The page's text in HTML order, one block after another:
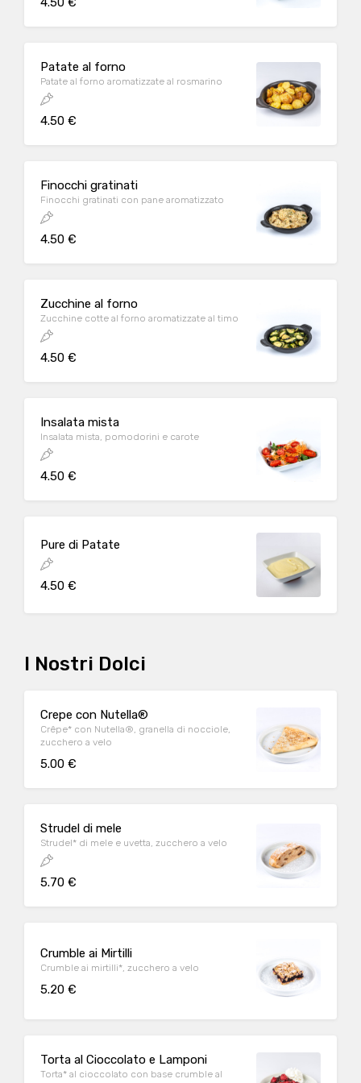
Patate al forno
Patate al forno aromatizzate al rosmarino
4.50 €
Finocchi gratinati
Finocchi gratinati con pane aromatizzato
4.50 €
Zucchine al forno
Zucchine cotte al forno aromatizzate al timo
4.50 €
Insalata mista
Insalata mista, pomodorini e carote
4.50 €
Pure di Patate
4.50 €
I Nostri Dolci
Crepe con Nutella®
Crêpe* con Nutella®, granella di nocciole,
zucchero a velo
5.00 €
Strudel di mele
Strudel* di mele e uvetta, zucchero a velo
5.70 €
Crumble ai Mirtilli
Crumble ai mirtilli*, zucchero a velo
5.20 €
Torta al Cioccolato e Lamponi
Torta* al cioccolato con base crumble al